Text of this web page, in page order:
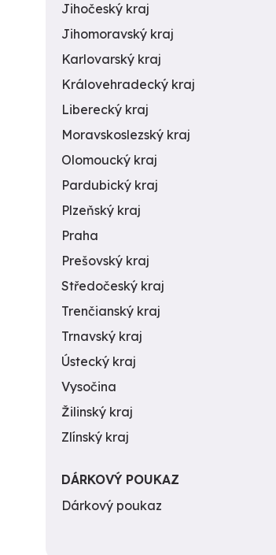
Jihočeský kraj
Jihomoravský kraj
Karlovarský kraj
Královehradecký kraj
Liberecký kraj
Moravskoslezský kraj
Olomoucký kraj
Pardubický kraj
Plzeňský kraj
Praha
Prešovský kraj
Středočeský kraj
Trenčianský kraj
Trnavský kraj
Ústecký kraj
Vysočina
Žilinský kraj
Zlínský kraj
DÁRKOVÝ POUKAZ
Dárkový poukaz